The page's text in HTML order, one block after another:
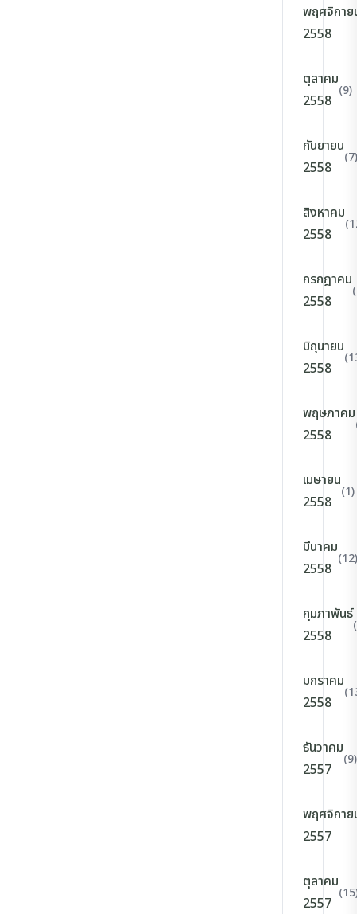
พฤศจิกาย
2558
ตุลาคม
2558
(9)
กันยายน
2558
(7)
สิงหาคม
2558
กรกฎาคม
2558
มิถุนายน
2558
พฤษภาคม
2558
เมษายน
2558
(1)
มีนาคม
2558
(12)
กุมภาพันธ์
2558
มกราคม
2558
ธันวาคม
2557
(9)
พฤศจิกาย
2557
ตุลาคม
2557